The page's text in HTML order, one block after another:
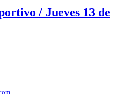
/ Jueves 13 de